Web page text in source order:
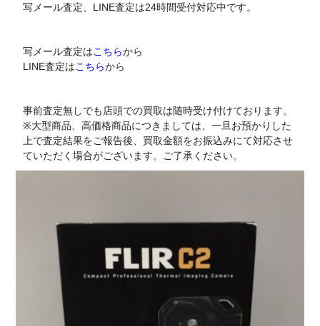
写メール査定、LINE査定は24時間受付対応中です。
写メール査定はこちらから
LINE査定はこちらから
事前査定無しでも店頭での買取は随時受け付けております。
※大型商品、高価格商品につきましては、一旦お預かりした
上で査定結果をご報告後、買取金額をお振込みにて対応させ
ていただく場合がございます。ご了承ください。